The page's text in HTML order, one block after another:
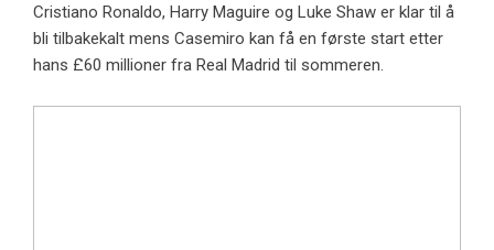
Cristiano Ronaldo, Harry Maguire og Luke Shaw er klar til å
bli tilbakekalt mens Casemiro kan få en første start etter
hans £60 millioner fra Real Madrid til sommeren.